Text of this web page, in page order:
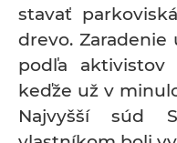
stavať
drevo.
podľa aktivistov
keďže už v
Najvyšší súd